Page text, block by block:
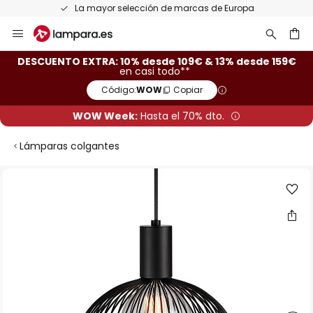
La mayor selección de marcas de Europa
al
contenido
DESCUENTO EXTRA: 10% desde 109€ & 13% desde 159€
en casi todo**
Código:WOW Copiar
WOW Week: Hasta el 70% dto.
Lámparas colgantes